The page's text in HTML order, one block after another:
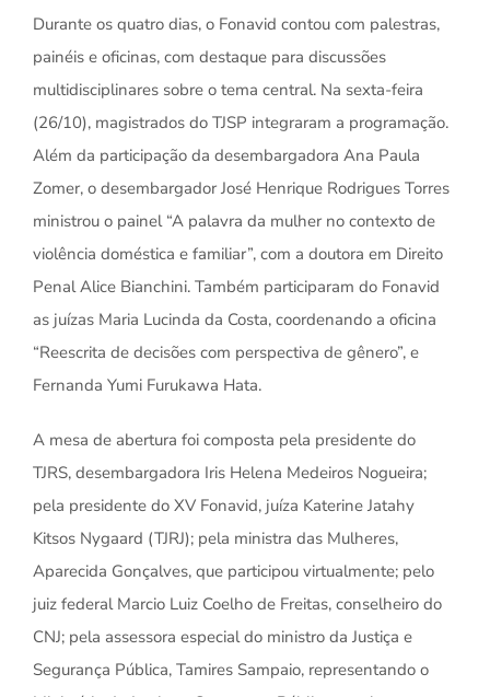
Durante os quatro dias, o Fonavid contou com palestras,
painéis e oficinas, com destaque para discussões
multidisciplinares sobre o tema central. Na sexta-feira
(26/10), magistrados do TJSP integraram a programação.
Além da participação da desembargadora Ana Paula
Zomer, o desembargador José Henrique Rodrigues Torres
ministrou o painel “A palavra da mulher no contexto de
violência doméstica e familiar”, com a doutora em Direito
Penal Alice Bianchini. Também participaram do Fonavid
as juízas Maria Lucinda da Costa, coordenando a oficina
“Reescrita de decisões com perspectiva de gênero”, e
Fernanda Yumi Furukawa Hata.
A mesa de abertura foi composta pela presidente do
TJRS, desembargadora Iris Helena Medeiros Nogueira;
pela presidente do XV Fonavid, juíza Katerine Jatahy
Kitsos Nygaard (TJRJ); pela ministra das Mulheres,
Aparecida Gonçalves, que participou virtualmente; pelo
juiz federal Marcio Luiz Coelho de Freitas, conselheiro do
CNJ; pela assessora especial do ministro da Justiça e
Segurança Pública, Tamires Sampaio, representando o